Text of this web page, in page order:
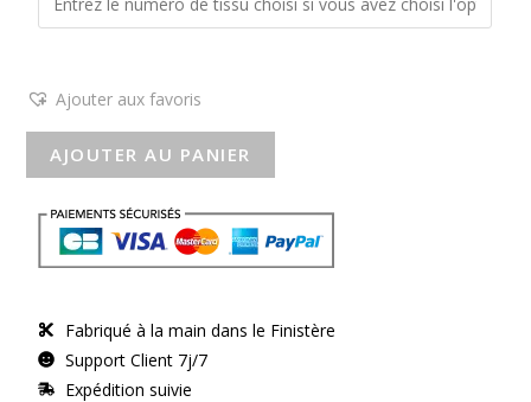
Ajouter aux favoris
AJOUTER AU PANIER
Fabriqué à la main dans le Finistère
Support Client 7j/7
Expédition suivie